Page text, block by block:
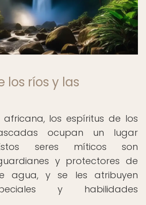
los ríos y las
los espíritus de los
ocupan un lugar
seres míticos son
y protectores de
agua, y se les atribuyen
y habilidades